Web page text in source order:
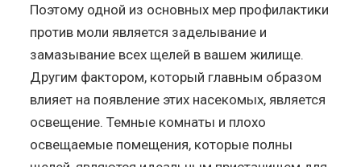
Поэтому одной из основных мер профилактики
против моли является заделывание и
замазывание всех щелей в вашем жилище.
Другим фактором, который главным образом
влияет на появление этих насекомых, является
освещение. Темные комнаты и плохо
освещаемые помещения, которые полны